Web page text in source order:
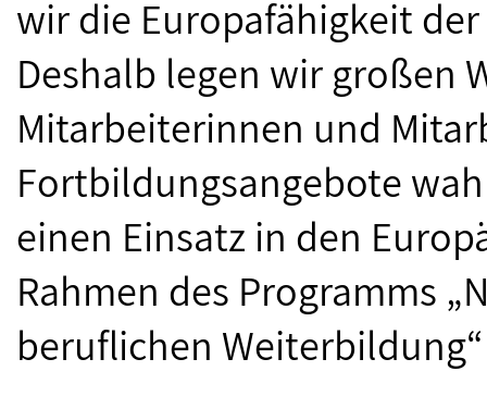
wir die Europafähigkeit
Deshalb legen wir großen
Mitarbeiterinnen und
Fortbildungsangebote
einen Einsatz in den
Rahmen des Programms
beruflichen